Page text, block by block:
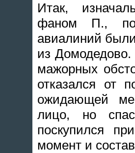
Итак,
фаном П., по
авиалиний
из
мажорных
отказался от
ожидающей
лицо, но
поскупился
момент и